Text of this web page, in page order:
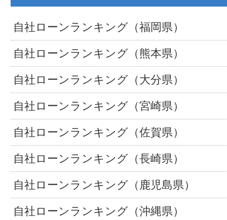
自社ローンランキング（福岡県）
自社ローンランキング（熊本県）
自社ローンランキング（大分県）
自社ローンランキング（宮崎県）
自社ローンランキング（佐賀県）
自社ローンランキング（長崎県）
自社ローンランキング（鹿児島県）
自社ローンランキング（沖縄県）